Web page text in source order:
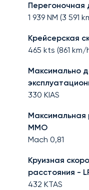
Перегоночная
1 939 NM (3 591
Крейсерская
465 kts (861 km/
Максимально
330 KIAS
Максимальная
MMO
Mach 0,81
Круизная
расстояния -
432 KTAS